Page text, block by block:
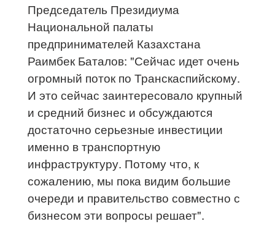
Председатель Президиума
Национальной палаты
предпринимателей Казахстана
Раимбек Баталов: "Сейчас идет очень
огромный поток по Транскаспийскому.
И это сейчас заинтересовало крупный
и средний бизнес и обсуждаются
достаточно серьезные инвестиции
именно в транспортную
инфраструктуру. Потому что, к
сожалению, мы пока видим большие
очереди и правительство совместно с
бизнесом эти вопросы решает".